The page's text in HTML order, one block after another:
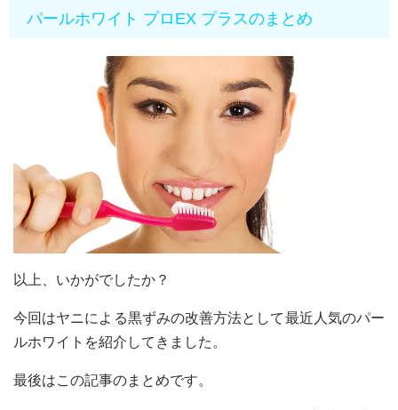
パールホワイト プロEX プラスのまとめ
以上、いかがでしたか？
今回はヤニによる黒ずみの改善方法として最近人気のパー
ルホワイトを紹介してきました。
最後はこの記事のまとめです。